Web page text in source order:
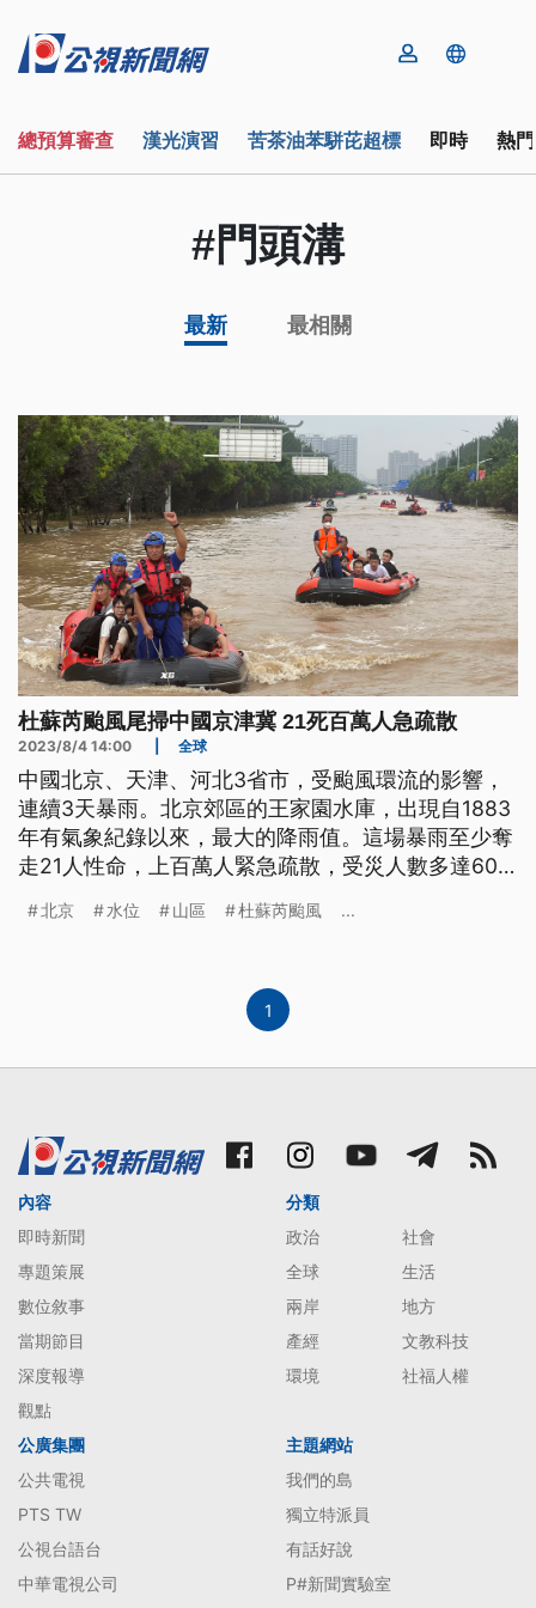
總預算審查 漢光演習 苦茶油苯駢芘超標 即時 熱
#門頭溝
最新 最相關
杜蘇芮颱風尾掃中國京津冀 21死百萬人急疏散
2023/8/4 14:00 全球
中國北京、天津、河北3省市，受颱風環流的影響，
連續3天暴雨。北京郊區的王家園水庫，出現自1883
年有氣象紀錄以來，最大的降雨值。這場暴雨至少奪
走21人性命，上百萬人緊急疏散，受災人數多達60
車，因暴雨坍方，受困山區兩天兩夜，4天後才安全
北京 水位 山區 杜蘇芮颱風 ...
1
內容
即時新聞
專題策展
數位敘事
當期節目
深度報導
觀點
分類
政治
社會
全球
生活
兩岸
地方
產經
文教科技
環境
社福人權
公廣集團
公共電視
PTS TW
公視台語台
中華電視公司
主題網站
我們的島
獨立特派員
有話好說
P#新聞實驗室